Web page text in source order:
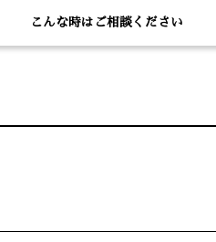
こんな時はご相談ください